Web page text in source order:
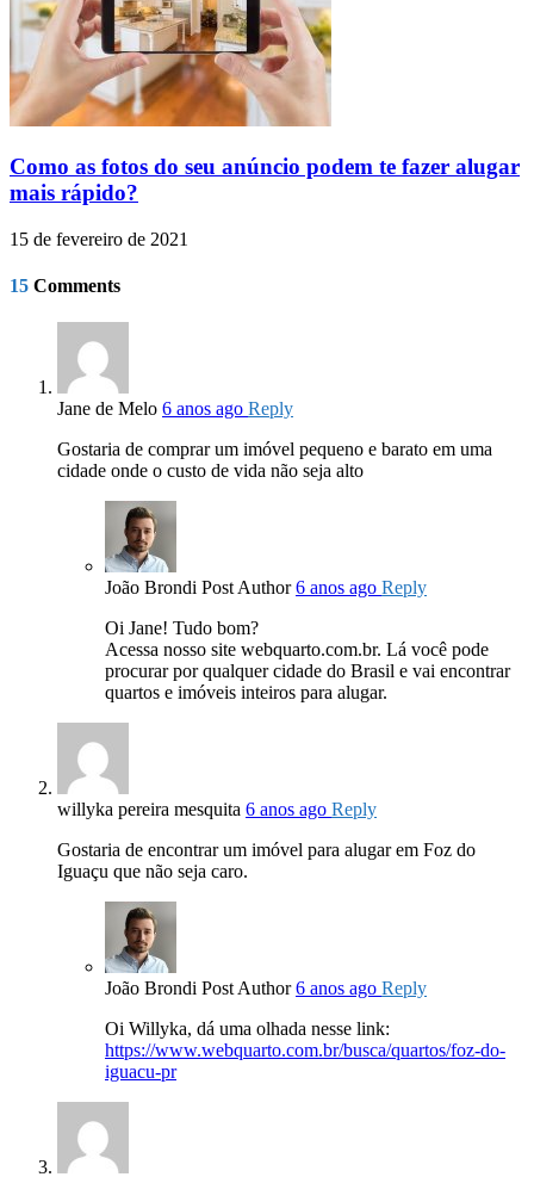
Como as fotos do seu anúncio podem te fazer alugar
mais rápido?
15 de fevereiro de 2021
15 Comments
Jane de Melo 6 anos ago Reply
Gostaria de comprar um imóvel pequeno e barato em uma
cidade onde o custo de vida não seja alto
João Brondi Post Author 6 anos ago Reply
Oi Jane! Tudo bom?
Acessa nosso site webquarto.com.br. Lá você pode
procurar por qualquer cidade do Brasil e vai encontrar
quartos e imóveis inteiros para alugar.
willyka pereira mesquita 6 anos ago Reply
Gostaria de encontrar um imóvel para alugar em Foz do
Iguaçu que não seja caro.
João Brondi Post Author 6 anos ago Reply
Oi Willyka, dá uma olhada nesse link:
https://www.webquarto.com.br/busca/quartos/foz-do-
iguacu-pr